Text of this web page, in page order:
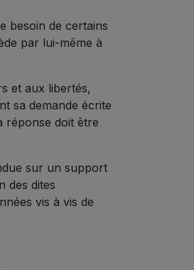
besoin de certains
par lui-même à
et aux libertés,
sa demande écrite
réponse doit être
sur un support
des dites
vis à vis de